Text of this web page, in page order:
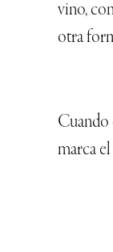
vino,
otra
Cuando
marca el